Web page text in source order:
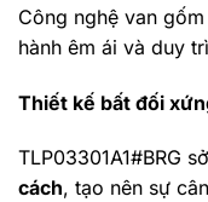
Công nghệ van
hành êm ái và duy
Thiết kế bất đối
TLP03301A1#BRG
cách, tạo nên sự